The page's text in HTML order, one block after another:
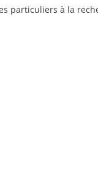
particuliers à la